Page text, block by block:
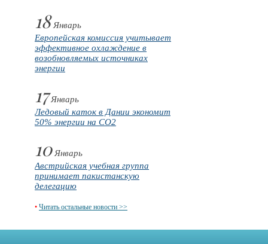
18Январь
Европейская комиссия учитывает
эффективное охлаждение в
возобновляемых источниках
энергии
17Январь
Ледовый каток в Дании экономит
50% энергии на CO2
10Январь
Австрийская учебная группа
принимает пакистанскую
делегацию
• Читать остальные новости >>